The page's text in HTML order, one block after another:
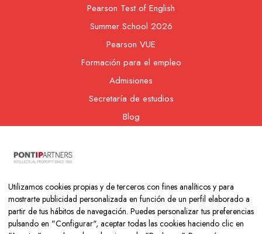
Pearson Test of English
Summer School 2026
Pearson VUE
Formación para el empleo
Admisiones
Secretaría de estudios
Blog
Utilizamos cookies propias y de terceros con fines analíticos y para
mostrarte publicidad personalizada en función de un perfil elaborado a
partir de tus hábitos de navegación. Puedes personalizar tus preferencias
pulsando en "Configurar", aceptar todas las cookies haciendo clic en